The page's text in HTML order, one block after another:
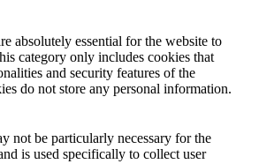
absolutely essential for the website to
category only includes cookies that
and security features of the
do not store any personal information.
not be particularly necessary for the
is used specifically to collect user